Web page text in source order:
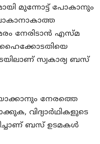
മുന്നോട്ട് പോകാനും
നേരിടാന്‍ എസ്മ
ഹൈക്കോടതിയെ
സ്വകാര്യ ബസ്
നേരത്തെ
വിദ്യാര്‍ഥികളുടെ
ബസ് ഉടമകള്‍